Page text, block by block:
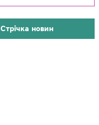
Стрічка новин